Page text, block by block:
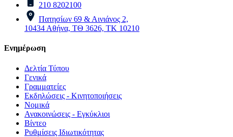
210 8202100
Πατησίων 69 & Αινιάνος 2,
10434 Αθήνα, ΤΘ 3626, ΤΚ 10210
Ενημέρωση
Δελτία Τύπου
Γενικά
Γραμματείες
Εκδηλώσεις - Κινητοποιήσεις
Νομικά
Ανακοινώσεις - Εγκύκλιοι
Βίντεο
Ρυθμίσεις Ιδιωτικότητας